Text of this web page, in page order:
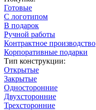
Готовые
С логотипом
В подарок
Ручной работы
Контрактное производство
Корпоративные подарки
Тип конструкции:
Открытые
Закрытые
Односторонние
Двухсторонние
Трехсторонние